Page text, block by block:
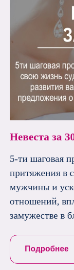
Невеста за
5-ти шаговая
притяжения в
мужчины и
отношений,
замужестве в
Подробнее